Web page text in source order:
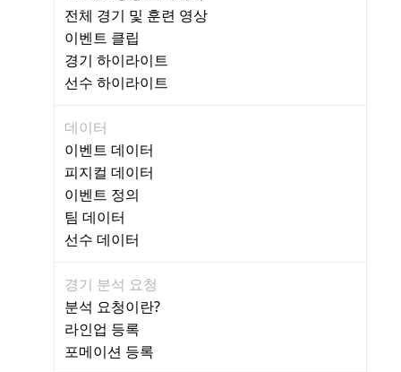
전체 경기 및 훈련 영상
이벤트 클립
경기 하이라이트
선수 하이라이트
데이터
이벤트 데이터
피지컬 데이터
이벤트 정의
팀 데이터
선수 데이터
경기 분석 요청
분석 요청이란?
라인업 등록
포메이션 등록